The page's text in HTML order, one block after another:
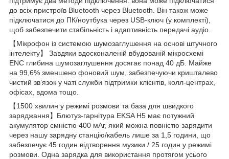
до всіх пристроїв Bluetooth через Bluetooth. Він також може
підключатися до ПК/ноутбука через USB-ключ (у комплекті),
щоб забезпечити стабільність і адаптивність передачі аудіо.
【Мікрофон із системою шумозаглушення на основі штучного
інтелекту】 Завдяки вдосконаленій вбудованій мікросхемі
ENC глибина шумозаглушення досягає понад 40 дБ. Майже
на 99,6% зменшено фоновий шум, забезпечуючи кришталево
чистий зв’язок у чаті служби підтримки клієнтів, колл-центрах,
офісах, вдома тощо.
【1500 хвилин у режимі розмови та база для швидкого
заряджання】Блютуз-гарнітура EKSA H5 має потужний
акумулятор ємністю 400 мАг, який можна повністю зарядити
через нашу зарядну станцію/кабель лише за 1,5 години, що
забезпечує 45 годин відтворення музики / 25 годин у режимі
розмови. Одна зарядка для використання протягом усього